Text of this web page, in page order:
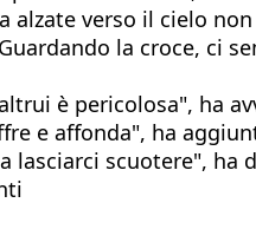
verso il cielo
la croce, ci
è pericolosa", ha
e affonda", ha
scuotere", ha